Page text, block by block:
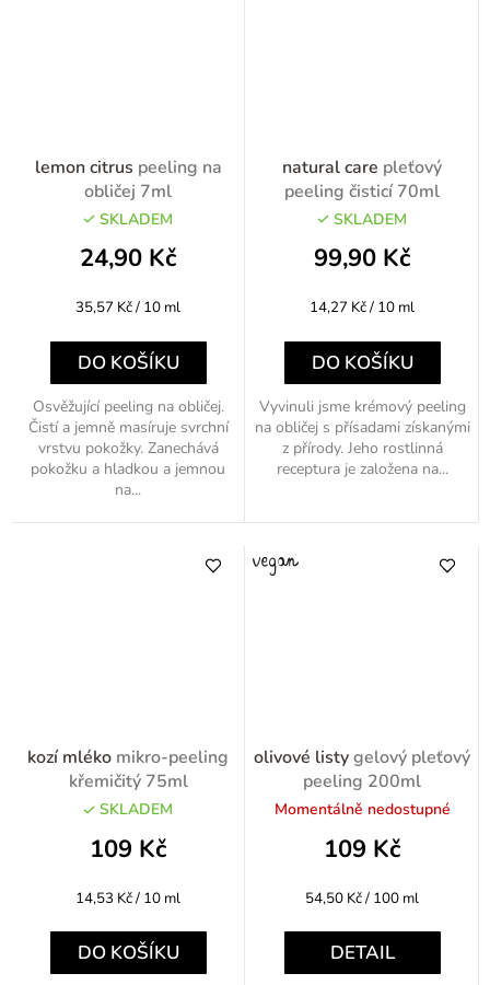
lemon citrus peeling na
obličej 7ml
SKLADEM
24,90 Kč
Měrná
35,57 Kč / 10 ml
DO KOŠÍKU
Osvěžující peeling na obličej.
Čistí a jemně masíruje svrchní
vrstvu pokožky. Zanechává
pokožku a hladkou a jemnou
na...
natural care pleťový
peeling čisticí 70ml
SKLADEM
99,90 Kč
Měrná
14,27 Kč / 10 ml
DO KOŠÍKU
Vyvinuli jsme krémový peeling
na obličej s přísadami získanými
z přírody. Jeho rostlinná
receptura je založena na...
kozí mléko mikro-peeling
křemičitý 75ml
SKLADEM
109 Kč
Měrná
14,53 Kč / 10 ml
DO KOŠÍKU
olivové listygelový pleťový
peeling 200ml
Momentálně nedostupné
109 Kč
Měrná
54,50 Kč / 100 ml
DETAIL